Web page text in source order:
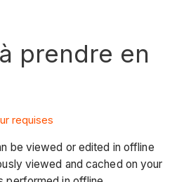
prendre en
requises
be viewed or edited in offline
viewed and cached on your